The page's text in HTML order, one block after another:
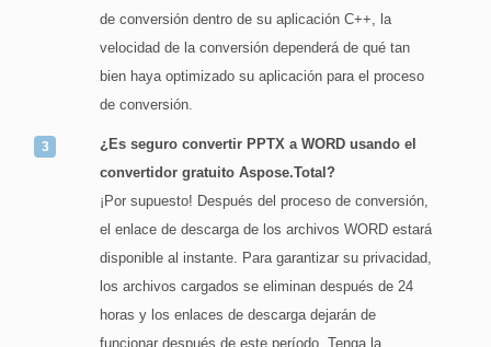
de conversión dentro de su aplicación C++, la
velocidad de la conversión dependerá de qué tan
bien haya optimizado su aplicación para el proceso
de conversión.
¿Es seguro convertir PPTX a WORD usando el
convertidor gratuito Aspose.Total?
¡Por supuesto! Después del proceso de conversión,
el enlace de descarga de los archivos WORD estará
disponible al instante. Para garantizar su privacidad,
los archivos cargados se eliminan después de 24
horas y los enlaces de descarga dejarán de
funcionar después de este período. Tenga la